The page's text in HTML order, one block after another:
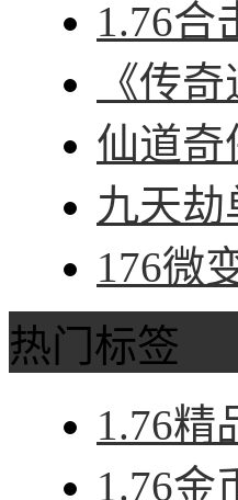
1.76合
《传
仙道奇
九天
176微
热门标签
1.76精
1.76金